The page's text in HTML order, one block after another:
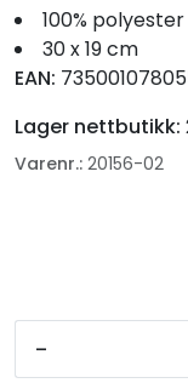
100% polyester
30 x 19 cm
EAN:
Lager nettbutikk:
Varenr.: 20156-02
-
Motor/Styring
Fortøyning